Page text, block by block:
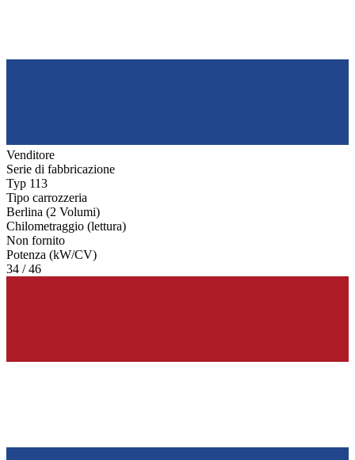
Venditore
Serie di fabbricazione
Typ 113
Tipo carrozzeria
Berlina (2 Volumi)
Chilometraggio (lettura)
Non fornito
Potenza (kW/CV)
34 / 46